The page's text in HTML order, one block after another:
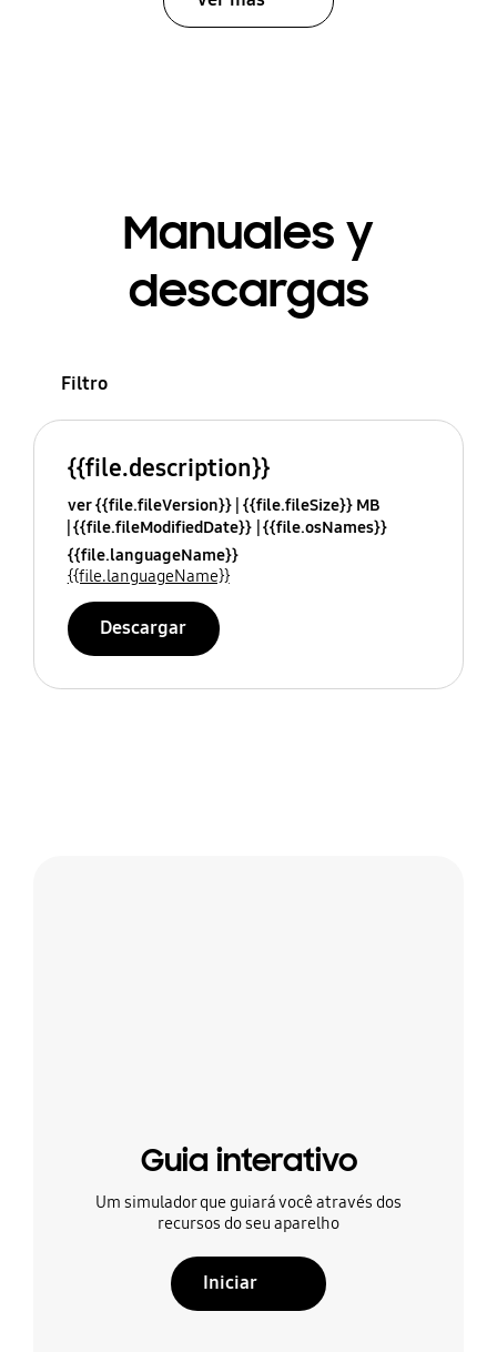
Manuales y
descargas
Filtro
{{file.description}}
ver {{file.fileVersion}} {{file.fileSize}} MB
{{file.fileModifiedDate}} {{file.osNames}}
{{file.languageName}}
{{file.languageName}}
Descargar
Guia interativo
Um simulador que guiará você através dos
recursos do seu aparelho
Iniciar